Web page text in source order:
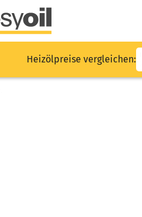
Heizölpreise vergleichen: